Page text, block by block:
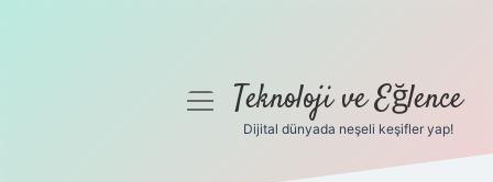
menüyüTeknoloji ve Eğlence
Dijital dünyada neşeli keşifler yap!